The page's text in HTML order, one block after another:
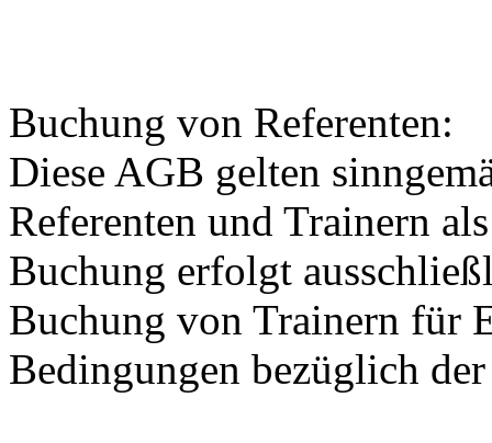
Buchung von Referenten:
Diese AGB gelten
Referenten und Trainern
Buchung erfolgt
Buchung von Trainern für
Bedingungen bezüglich